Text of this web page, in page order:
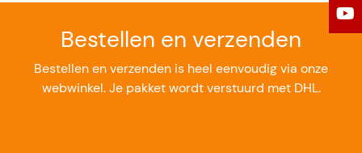
Bestellen en verzenden
Bestellen en verzenden is heel eenvoudig via onze
webwinkel. Je pakket wordt verstuurd met DHL.